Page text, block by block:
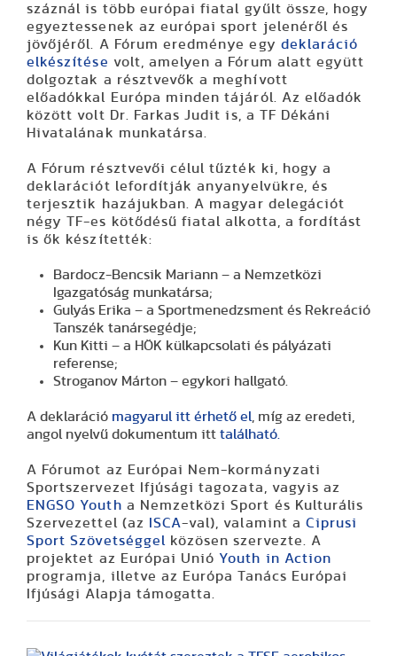
száznál is több európai fiatal gyűlt össze, hogy
egyeztessenek az európai sport jelenéről és
jövőjéről. A Fórum eredménye egy deklaráció
elkészítése volt, amelyen a Fórum alatt együtt
dolgoztak a résztvevők a meghívott
előadókkal Európa minden tájáról. Az előadók
között volt Dr. Farkas Judit is, a TF Dékáni
Hivatalának munkatársa.
A Fórum résztvevői célul tűzték ki, hogy a
deklarációt lefordítják anyanyelvükre, és
terjesztik hazájukban. A magyar delegációt
négy TF-es kötődésű fiatal alkotta, a fordítást
is ők készítették:
Bardocz-Bencsik Mariann – a Nemzetközi
Igazgatóság munkatársa;
Gulyás Erika – a Sportmenedzsment és Rekreáció
Tanszék tanársegédje;
Kun Kitti – a HÖK külkapcsolati és pályázati
referense;
Stroganov Márton – egykori hallgató.
A deklaráció magyarul itt érhető el , míg az eredeti,
angol nyelvű dokumentum itt található.
A Fórumot az Európai Nem-kormányzati
Sportszervezet Ifjúsági tagozata, vagyis az
ENGSO Youth a Nemzetközi Sport és Kulturális
Szervezettel (az ISCA-val), valamint a Ciprusi
Sport Szövetséggel közösen szervezte. A
projektet az Európai Unió Youth in Action
programja, illetve az Európa Tanács Európai
Ifjúsági Alapja támogatta.